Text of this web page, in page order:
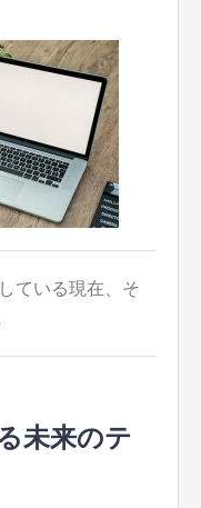
ている現在、そ
未来のテ